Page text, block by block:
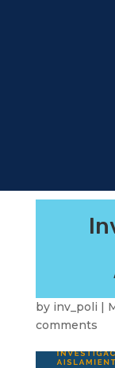
by inv_poli |
comments